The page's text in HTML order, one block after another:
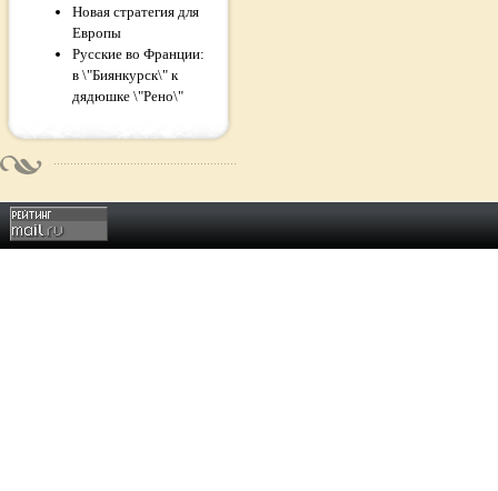
Новая стратегия для
Европы
Русские во Франции:
в \"Биянкурск\" к
дядюшке \"Рено\"